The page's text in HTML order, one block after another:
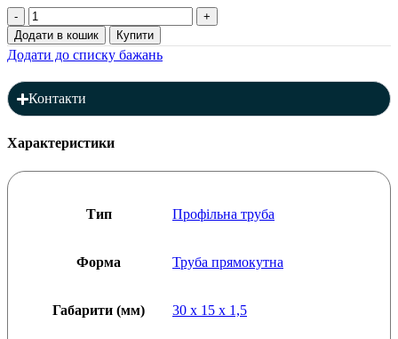
Профільна
труба
30
x
15
x
(L=6000),
1,5
Додати в кошик Купити
Додати до списку бажань
Контакти
Характеристики
Тип Профільна труба
Форма Труба прямокутна
Габарити (мм) 30 x 15 x 1,5